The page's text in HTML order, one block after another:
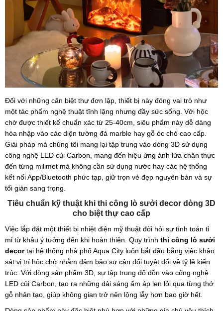
Đối với những căn biệt thự đơn lập, thiết bị này đóng vai trò như
một tác phẩm nghệ thuật tĩnh lặng nhưng đầy sức sống. Với hộc
chờ được thiết kế chuẩn xác từ 25-40cm, siêu phẩm này dễ dàng
hòa nhập vào các diện tường đá marble hay gỗ óc chó cao cấp.
Giải pháp mà chúng tôi mang lại tập trung vào dòng 3D sử dụng
công nghệ LED củi Carbon, mang đến hiệu ứng ánh lửa chân thực
đến từng milimet mà không cần sử dụng nước hay các hệ thống
kết nối App/Bluetooth phức tạp, giữ trọn vẻ đẹp nguyên bản và sự
tối giản sang trọng.
Tiêu chuẩn kỹ thuật khi thi công lò sưởi decor dòng 3D
cho biệt thự cao cấp
Việc lắp đặt một thiết bị nhiệt điện mỹ thuật đòi hỏi sự tính toán tỉ
mỉ từ khâu ý tưởng đến khi hoàn thiện. Quy trình thi công lò sưởi
decortại hệ thống nhà phố Aqua City luôn bắt đầu bằng việc khảo
sát vị trí hộc chờ nhằm đảm bảo sự cân đối tuyệt đối về tỷ lệ kiến
trúc. Với dòng sản phẩm 3D, sự tập trung đổ dồn vào công nghệ
LED củi Carbon, tạo ra những dải sáng ấm áp len lỏi qua từng thớ
gỗ nhân tạo, giúp không gian trở nên lộng lẫy hơn bao giờ hết.